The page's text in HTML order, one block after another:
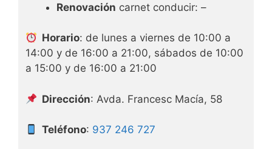
Renovación carnet conducir: –
Horario: de lunes a viernes de 10:00 a
14:00 y de 16:00 a 21:00, sábados de 10:00
a 15:00 y de 16:00 a 21:00
Dirección: Avda. Francesc Macía, 58
Teléfono: 937 246 727